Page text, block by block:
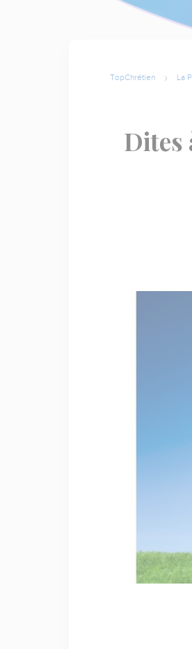
TopChrétien La
Dites